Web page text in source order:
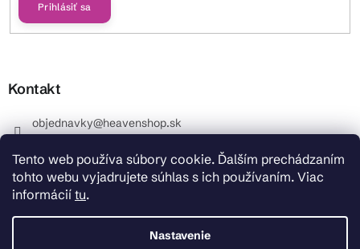
Tento web používa súbory cookie. Ďalším prechádzaním
tohto webu vyjadrujete súhlas s ich používaním. Viac
informácií tu.
Nastavenie
Prihlásiť sa
Kontakt
objednavky@heavenshop.sk
_Info objednávky : +421 914 399 399 Pracovné dni od
8.00 hod. do 12.00 . REKLAMÁCIE : +421 914 399 399
HeavenShop.sk
HeavenShop.sk